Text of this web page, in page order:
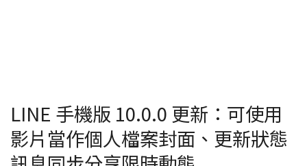
LINE 手機版 10.0.0 更新：可使用
影片當作個人檔案封面、更新狀態